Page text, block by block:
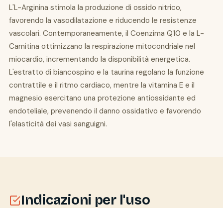
L'L-Arginina stimola la produzione di ossido nitrico,
favorendo la vasodilatazione e riducendo le resistenze
vascolari. Contemporaneamente, il Coenzima Q10 e la L-
Carnitina ottimizzano la respirazione mitocondriale nel
miocardio, incrementando la disponibilità energetica.
L'estratto di biancospino e la taurina regolano la funzione
contrattile e il ritmo cardiaco, mentre la vitamina E e il
magnesio esercitano una protezione antiossidante ed
endoteliale, prevenendo il danno ossidativo e favorendo
l'elasticità dei vasi sanguigni.
Indicazioni per l'uso